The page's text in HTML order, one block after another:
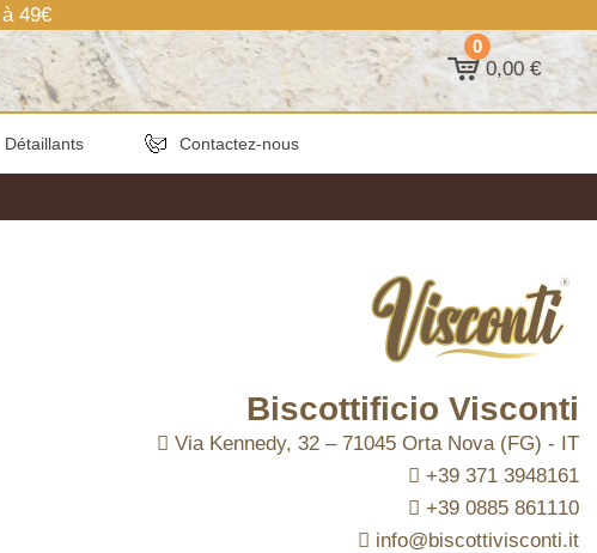
49€
0
0,00 €
Détaillants Contactez-nous
Biscottificio Visconti
Via Kennedy, 32 – 71045 Orta Nova (FG) - IT
+39 371 3948161
+39 0885 861110
info@biscottivisconti.it